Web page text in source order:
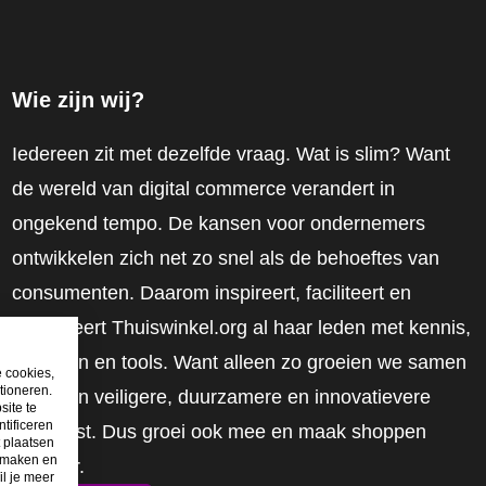
Wie zijn wij?
Iedereen zit met dezelfde vraag. Wat is slim? Want
de wereld van digital commerce verandert in
ongekend tempo. De kansen voor ondernemers
ontwikkelen zich net zo snel als de behoeftes van
consumenten. Daarom inspireert, faciliteert en
mobiliseert Thuiswinkel.org al haar leden met kennis,
inzichten en tools. Want alleen zo groeien we samen
naar een veiligere, duurzamere en innovatievere
toekomst. Dus groei ook mee en maak shoppen
slimmer.
cookies,
te
plaatsen
en
je meer